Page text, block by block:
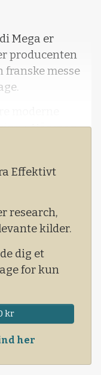
Mega er
producenten
franske messe
Når man
i
bommen.
bedre komfort.
Effektivt
research,
kilder.
dig et
for kun
kr
her